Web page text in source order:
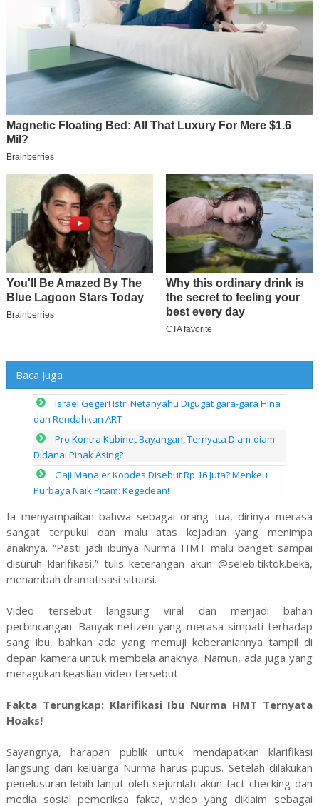
Baca Juga
Israel Geger! Istri Netanyahu Digugat gara-gara Hina
dan Rendahkan ART
Pro Kontra Kabinet Bayangan, Ternyata Diam-diam
Didanai Pihak Asing?
Gaji Manajer Kopdes Disebut Rp 16 Juta? Menkeu
Purbaya Naik Pitam: Kegedean!
Ia menyampaikan bahwa sebagai orang tua, dirinya merasa
sangat terpukul dan malu atas kejadian yang menimpa
anaknya. “Pasti jadi ibunya Nurma HMT malu banget sampai
disuruh klarifikasi,” tulis keterangan akun @seleb.tiktok.beka,
menambah dramatisasi situasi.
Video tersebut langsung viral dan menjadi bahan
perbincangan. Banyak netizen yang merasa simpati terhadap
sang ibu, bahkan ada yang memuji keberaniannya tampil di
depan kamera untuk membela anaknya. Namun, ada juga yang
meragukan keaslian video tersebut.
Fakta Terungkap: Klarifikasi Ibu Nurma HMT Ternyata
Hoaks!
Sayangnya, harapan publik untuk mendapatkan klarifikasi
langsung dari keluarga Nurma harus pupus. Setelah dilakukan
penelusuran lebih lanjut oleh sejumlah akun fact checking dan
media sosial pemeriksa fakta, video yang diklaim sebagai